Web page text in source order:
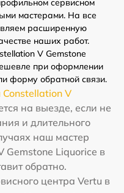
сервисном
мастерами. На все
расширенную
наших работ.
V Gemstone
при оформлении
форму обратной связи.
V
на выезде, если не
и длительного
наш мастер
Gemstone Liquorice в
обратно.
центра Vertu в